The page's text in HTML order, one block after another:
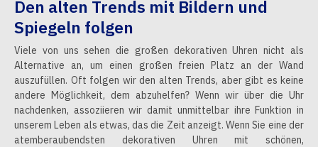
Den alten Trends mit Bildern und
Spiegeln folgen
Viele von uns sehen die großen dekorativen Uhren nicht als
Alternative an, um einen großen freien Platz an der Wand
auszufüllen. Oft folgen wir den alten Trends, aber gibt es keine
andere Möglichkeit, dem abzuhelfen? Wenn wir über die Uhr
nachdenken, assoziieren wir damit unmittelbar ihre Funktion in
unserem Leben als etwas, das die Zeit anzeigt. Wenn Sie eine der
atemberaubendsten dekorativen Uhren mit schönen,